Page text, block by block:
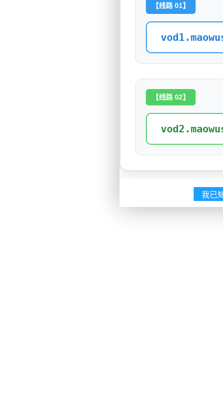
【线路 01】
【线路 02】
我已